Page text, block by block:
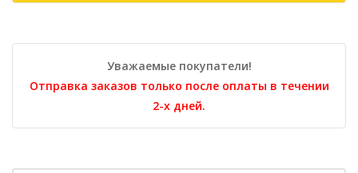
Уважаемые покупатели!
Отправка заказов только после оплаты в течении
2-х дней.